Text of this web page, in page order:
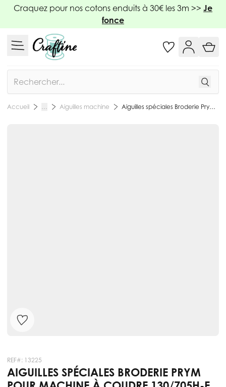
Allez au contenu
Craquez pour nos cotons enduits à 30€ les 3m >> Je
fonce
Accueil … Aiguilles machine Aiguilles spéciales Broderie Prym pour machine à coudre 130/705H-E
REF#: 13225
AIGUILLES SPÉCIALES BRODERIE PRYM